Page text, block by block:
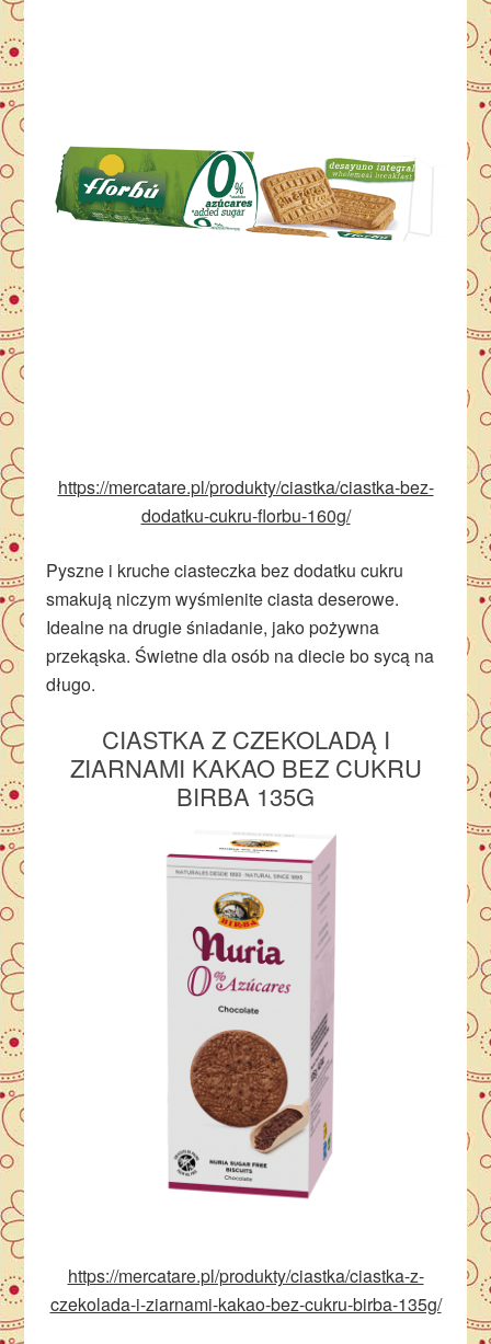
https://mercatare.pl/produkty/ciastka/ciastka-bez-
dodatku-cukru-florbu-160g/
Pyszne i kruche ciasteczka bez dodatku cukru
smakują niczym wyśmienite ciasta deserowe.
Idealne na drugie śniadanie, jako pożywna
przekąska. Świetne dla osób na diecie bo sycą na
długo.
CIASTKAZ CZEKOLADĄ I
ZIARNAMI KAKAO BEZ CUKRU
BIRBA 135G
https://mercatare.pl/produkty/ciastka/ciastka-z-
czekolada-i-ziarnami-kakao-bez-cukru-birba-135g/